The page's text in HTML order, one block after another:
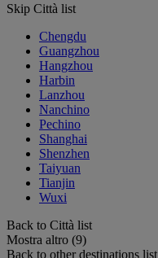
Skip Città list
Chengdu
Guangzhou
Hangzhou
Harbin
Lanzhou
Nanchino
Pechino
Shanghai
Shenzhen
Taiyuan
Tianjin
Wuxi
Back to Città list
Mostra altro (9)
Back to other destinations list